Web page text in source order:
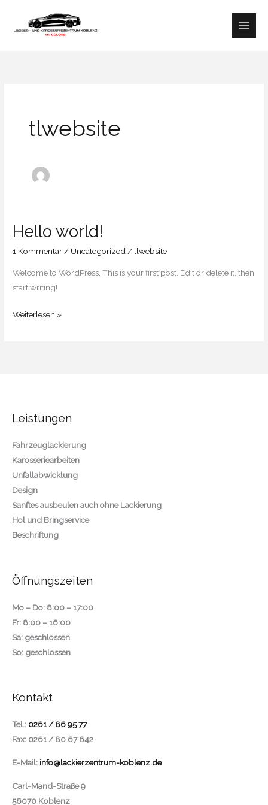
tlwebsite
Hello world!
1 Kommentar / Uncategorized /tlwebsite
Welcome to WordPress. This is your first post. Edit or delete it, then
start writing!
Hello
Weiterlesen »
Leistungen
Fahrzeuglackierung
Karosseriearbeiten
Unfallabwicklung
Design
Sanftes ausbeulen auch ohne Lackierung
Hol und Bringservice
Beschriftung
Öffnungszeiten
Mo – Do: 8:00 – 17:00
Fr: 8:00 – 16:00
Sa: geschlossen
So: geschlossen
Kontakt
Tel.: 0261 / 86 95 77
Fax: 0261 / 80 67 642
E-Mail: info@lackierzentrum-koblenz.de
Carl-Mand-Straße 9
56070 Koblenz